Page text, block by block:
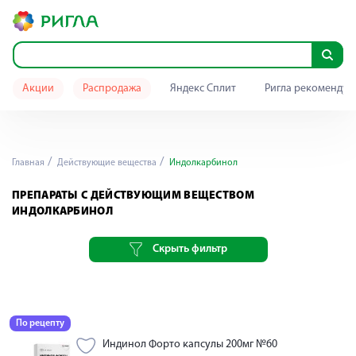
Акции Распродажа Яндекс Сплит Ригла
Главная Действующие вещества Индолкарбинол
ПРЕПАРАТЫ С ДЕЙСТВУЮЩИМ ВЕЩЕСТВОМ
ИНДОЛКАРБИНОЛ
Скрыть фильтр
По рецепту
Индинол Форто капсулы 200мг №60